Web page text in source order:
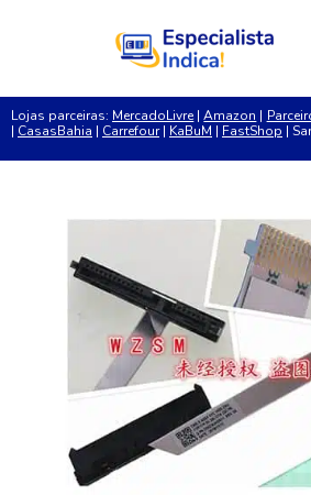
Lojas parceiras: MercadoLivre | Amazon |
| CasasBahia | Carrefour| KaBuM | FastShop |